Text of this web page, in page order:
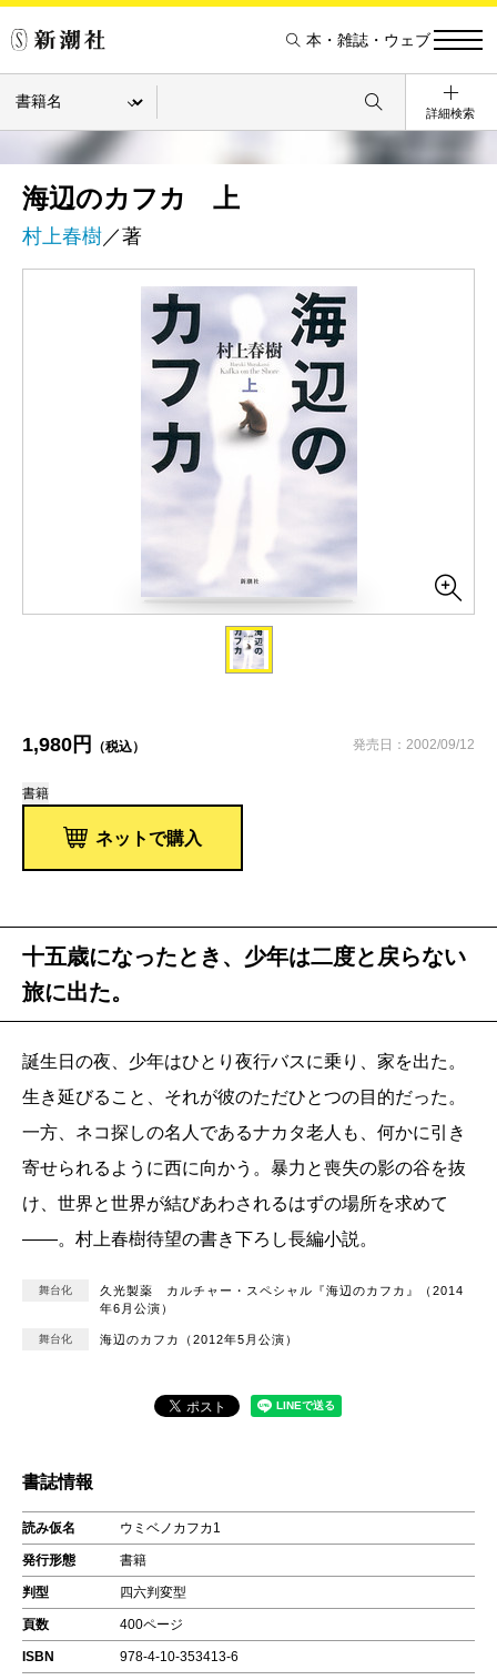
本・雑誌・ウェブ
詳細検索
海辺のカフカ 上
村上春樹／著
1,980円 （税込） 発売日：2002/09/12
書籍
ネットで購入
十五歳になったとき、少年は二度と戻らない
旅に出た。
誕生日の夜、少年はひとり夜行バスに乗り、家を出た。
生き延びること、それが彼のただひとつの目的だった。
一方、ネコ探しの名人であるナカタ老人も、何かに引き
寄せられるように西に向かう。暴力と喪失の影の谷を抜
け、世界と世界が結びあわされるはずの場所を求めて
――。村上春樹待望の書き下ろし長編小説。
舞台化
久光製薬 カルチャー・スペシャル『海辺のカフカ』（2014
年6月公演）
舞台化 海辺のカフカ（2012年5月公演）
書誌情報
読み仮名 ウミベノカフカ1
発行形態 書籍
判型 四六判変型
頁数 400ページ
ISBN 978-4-10-353413-6